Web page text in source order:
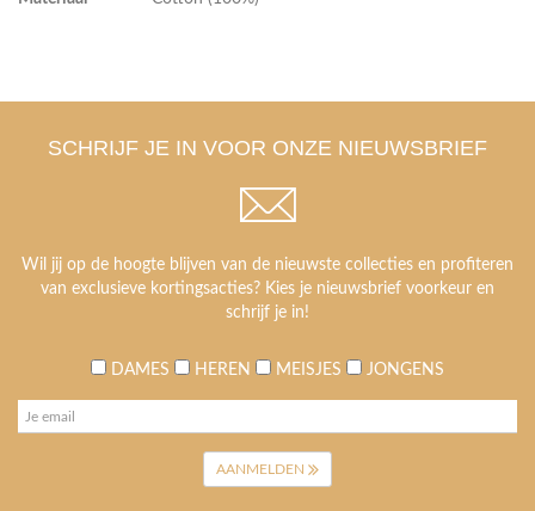
SCHRIJF JE IN VOOR ONZE NIEUWSBRIEF
Wil jij op de hoogte blijven van de nieuwste collecties en profiteren
van exclusieve kortingsacties? Kies je nieuwsbrief voorkeur en
schrijf je in!
DAMES HEREN MEISJES JONGENS
AANMELDEN